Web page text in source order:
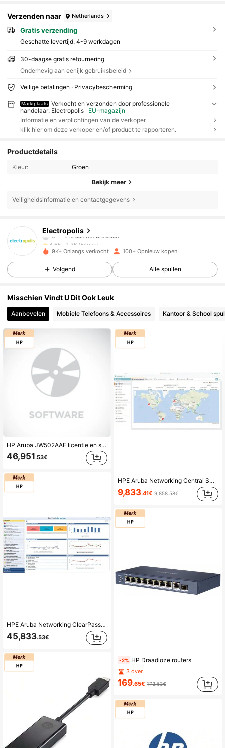
Verzenden naar Netherlands
Gratis verzending
Geschatte levertijd: 4-9 werkdagen
30-daagse gratis retournering
Onderhevig aan eerlijk gebruiksbeleid
Veilige betalingen · Privacybescherming
Marktplaats
Verkocht en verzonden door professionele
handelaar: Electropolis
EU-magazijn
Informatie en verplichtingen van de verkoper
klik hier om deze verkoper en/of product te rapporteren.
Productdetails
Kleur: Groen
Bekijk meer
Veiligheidsinformatie en contactgegevens
Electropolis
3***6is aan het browsen
4.65
4.65 1.3K Volgers
4.65 1.3K Volgers
4.65 1.3K Volgers
4.65 1.3K Volgers
4.65 1.3K Volgers
4.65 1.3K Volgers
9K+ Onlangs verkocht 100+ Opnieuw kopen
Volgend Alle spullen
Misschien Vindt U Dit Ook Leuk
Aanbevelen Mobiele Telefoons & Accessoires Kantoor & School
HP Aruba JW502AAE licentie en software-update
46,951.53€
HPE Aruba Networking ClearPass - Onboard-licentie 1K gebruikers E-LTU
45,833.53€
HPE Aruba Networking Central Switch Class5 Foundation 7-jarig abonnement E-STU
9,833.41€ 9,858.58€
-2% HP Draadloze routers
3 over
169.65€ 173.63€